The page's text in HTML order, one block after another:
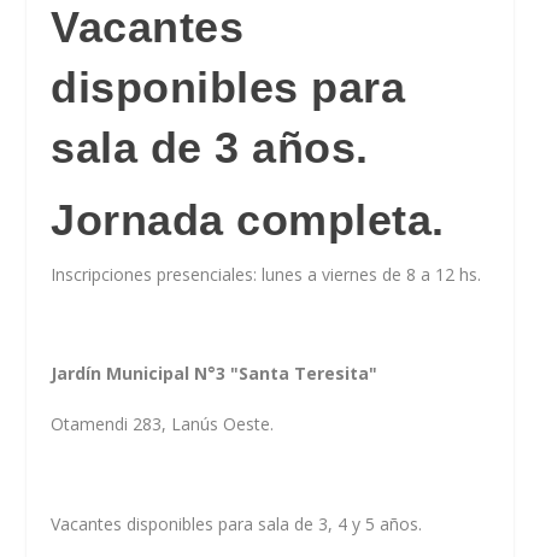
Vacantes
disponibles para
sala de 3 años.
Jornada completa.
Inscripciones presenciales: lunes a viernes de 8 a 12 hs.
Jardín Municipal N°3 "Santa Teresita"
Otamendi 283, Lanús Oeste.
Vacantes disponibles para sala de 3, 4 y 5 años.